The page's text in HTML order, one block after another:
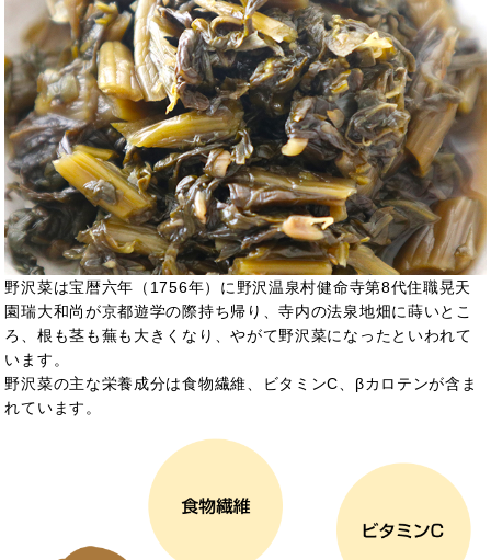
野沢菜は宝暦六年（1756年）に野沢温泉村健命寺第8代住職晃天
園瑞大和尚が京都遊学の際持ち帰り、寺内の法泉地畑に蒔いとこ
ろ、根も茎も蕪も大きくなり、やがて野沢菜になったといわれて
います。
野沢菜の主な栄養成分は食物繊維、ビタミンC、βカロテンが含ま
れています。